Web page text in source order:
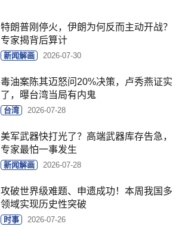
特朗普刚停火，伊朗为何反而主动开战？
专家揭背后算计
新闻解画 2026-07-30
毒油案陈其迈怒问20%决策，卢秀燕证实
了，曝台湾当局有内鬼
台湾 2026-07-28
美军武器快打光了？高端武器库存告急，
专家最怕一事发生
新闻解画 2026-07-28
攻破世界级难题、申遗成功！本周我国多
领域实现历史性突破
时事 2026-07-26